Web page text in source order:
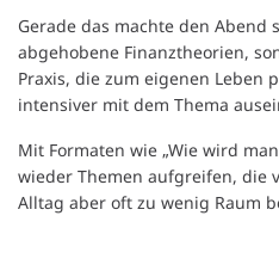
Gerade das machte den Abend
abgehobene Finanztheorien,
Praxis, die zum eigenen Leben
intensiver mit dem Thema
Mit Formaten wie „Wie wird
wieder Themen aufgreifen, die
Alltag aber oft zu wenig Raum